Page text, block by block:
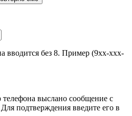
вводится без 8. Пример (9хх-ххх-
выслано сообщение с
подтверждения введите его в